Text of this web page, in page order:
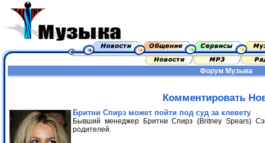
Форум Музыка
Комментировать
Бритни Спирз может пойти под суд за клевету
Бывший менеджер Бритни Спирз (Britney Spears)
родителей.